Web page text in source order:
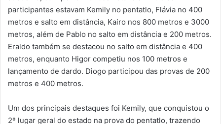
participantes estavam Kemily no pentatlo, Flávia no 400
metros e salto em distância, Kairo nos 800 metros e 3000
metros, além de Pablo no salto em distância e 200 metros.
Eraldo também se destacou no salto em distância e 400
metros, enquanto Higor competiu nos 100 metros e
lançamento de dardo. Diogo participou das provas de 200
metros e 400 metros.
Um dos principais destaques foi Kemily, que conquistou o
2º lugar geral do estado na prova do pentatlo, trazendo